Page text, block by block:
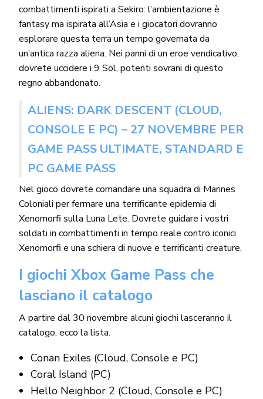
combattimenti ispirati a Sekiro: l’ambientazione è
fantasy ma ispirata all’Asia e i giocatori dovranno
esplorare questa terra un tempo governata da
un’antica razza aliena. Nei panni di un eroe vendicativo,
dovrete uccidere i 9 Sol, potenti sovrani di questo
regno abbandonato.
ALIENS: DARK DESCENT (CLOUD,
CONSOLE E PC) – 27 NOVEMBRE PER
GAME PASS ULTIMATE, STANDARD E
PC GAME PASS
Nel gioco dovrete comandare una squadra di Marines
Coloniali per fermare una terrificante epidemia di
Xenomorfi sulla Luna Lete. Dovrete guidare i vostri
soldati in combattimenti in tempo reale contro iconici
Xenomorfi e una schiera di nuove e terrificanti creature.
I giochi Xbox Game Pass che
lasciano il catalogo
A partire dal 30 novembre alcuni giochi lasceranno il
catalogo, ecco la lista.
Conan Exiles (Cloud, Console e PC)
Coral Island (PC)
Hello Neighbor 2 (Cloud, Console e PC)